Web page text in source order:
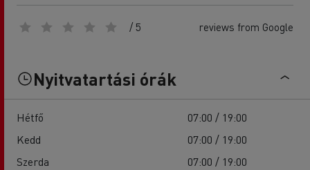
/ 5 reviews from Google
Nyitvatartási órák
Hétfő
07:00 / 19:00
Kedd
07:00 / 19:00
Szerda
07:00 / 19:00